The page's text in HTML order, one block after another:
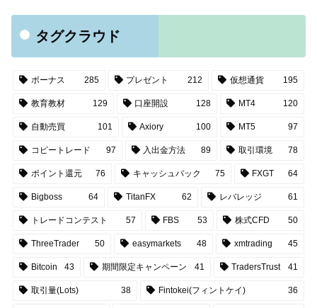
タグクラウド
ボーナス 285 プレゼント 212 仮想通貨 195
教育教材 129 口座開設 128 MT4 120
自動売買 101 Axiory 100 MT5 97
コピートレード 97 入出金方法 89 取引環境 78
ポイント還元 76 キャッシュバック 75 FXGT 64
Bigboss 64 TitanFX 62 レバレッジ 61
トレードコンテスト 57 FBS 53 株式CFD 50
ThreeTrader 50 easymarkets 48 xmtrading 45
Bitcoin 43 期間限定キャンペーン 41 TradersTrust 41
取引量(Lots) 38 Fintokei(フィントケイ) 36